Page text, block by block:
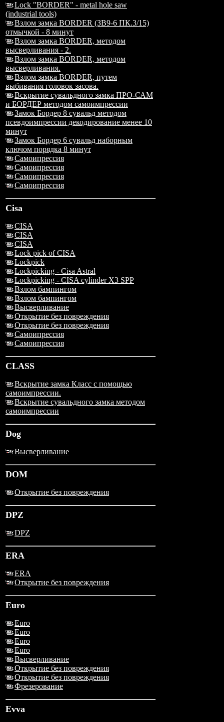
Lock "BORDER" - metal hole saw
(industrial tools)
Взлом замка BORDER (ЗВ9-6 ПК.3/15)
отмычкой - 8 минут
Взлом замка BORDER, методом
высверливания - 2.
Взлом замка BORDER, методом
высверливания.
Взлом замка BORDER, путем
выбивания головок засова.
Вскрытие сувальдного замка ПРО-САМ
и БОРДЕР методом самоимпрессии
Замок Бордер 8 сувальд методом
псевдоимпрессии декодирование менее 10
минут
Замок Бордер 6 сувальд наборным
ключом порядка 8 минут
Самоипрессия
Самоипрессия
Самоипрессия
Самоипрессия
Cisa
CISA
CISA
CISA
Lock pick of CISA
Lockpick
Lockpicking - Cisa Astral
Lockpicking - CISA cylinder X3 SPP
Взлом бампингом
Взлом бампингом
Высверливание
Открытие без повреждения
Открытие без повреждения
Самоипрессия
Самоипрессия
CLASS
Вскрытие замка Класс с помощью
самоимпрессии.
Вскрытие сувальдного замка методом
самоимпрессии
Dog
Высверливание
DOM
Открытие без повреждения
DPZ
DPZ
ERA
ERA
Открытие без повреждения
Euro
Euro
Euro
Euro
Euro
Высверливание
Открытие без повреждения
Открытие без повреждения
Фрезерование
Evva